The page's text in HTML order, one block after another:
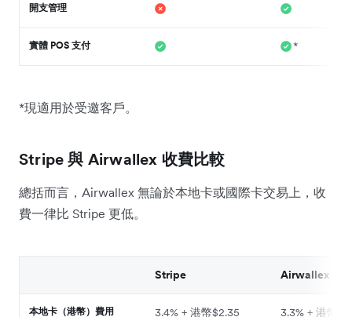
開支管理
實體 POS 支付 *
*現適用於受邀客戶。
Stripe 與 Airwallex 收費比較
總括而言，Airwallex 無論於本地卡或國際卡交易上，收
費一律比 Stripe 更低。
Stripe Airwallex
本地卡（港幣）費用 3.4% + 港幣$2.35 3.3% + 港幣